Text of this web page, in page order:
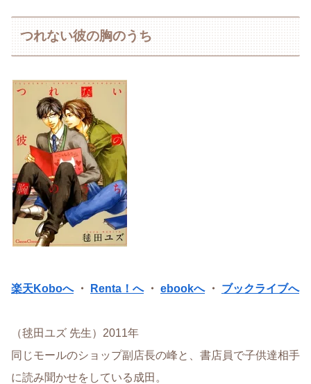
つれない彼の胸のうち
楽天Koboへ・ Renta！へ・ ebookへ・ ブックライブへ
（毬田ユズ 先生）2011年
同じモールのショップ副店長の峰と、書店員で子供達相手
に読み聞かせをしている成田。